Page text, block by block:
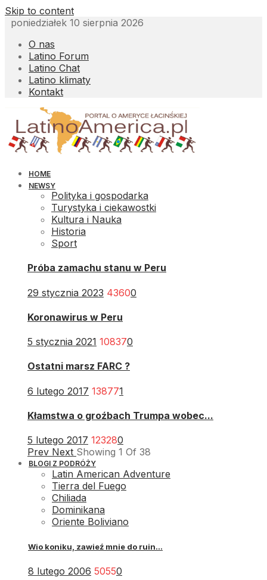
Skip to content
poniedziałek 10 sierpnia 2026
O nas
Latino Forum
Latino Chat
Latino klimaty
Kontakt
HOME
NEWSY
Polityka i gospodarka
Turystyka i ciekawostki
Kultura i Nauka
Historia
Sport
Próba zamachu stanu w Peru
29 stycznia 2023 43600
Koronawirus w Peru
5 stycznia 2021 108370
Ostatni marsz FARC ?
6 lutego 2017 138771
Kłamstwa o groźbach Trumpa wobec...
5 lutego 2017 123280
Prev Next Showing 1 Of 38
BLOGI Z PODRÓŻY
Latin American Adventure
Tierra del Fuego
Chiliada
Dominikana
Oriente Boliviano
Wio koniku, zawieź mnie do ruin...
8 lutego 2006 50550